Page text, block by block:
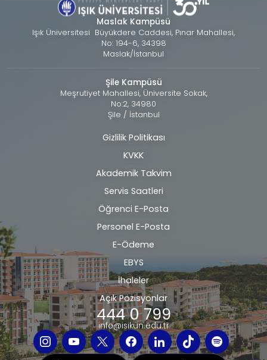
Maslak Kampüsü
Işık Üniversitesi Büyükdere Caddesi, Pınar Mahallesi,
No: 194-6, 34398
Maslak/İstanbul
Şile Kampüsü
Meşrutiyet Mahallesi, Üniversite Sokak,
No:2, 34980
Şile / İstanbul
Alt
bilgi
Gizlilik Politikası
KVKK
Akademik Takvim
Servis Saatleri
Öğrenci E-Posta
Personel E-Posta
E-Ödeme
EBYS
İhaleler
Açık Pozisyonlar
444 0 799
info@isikun.edu.tr